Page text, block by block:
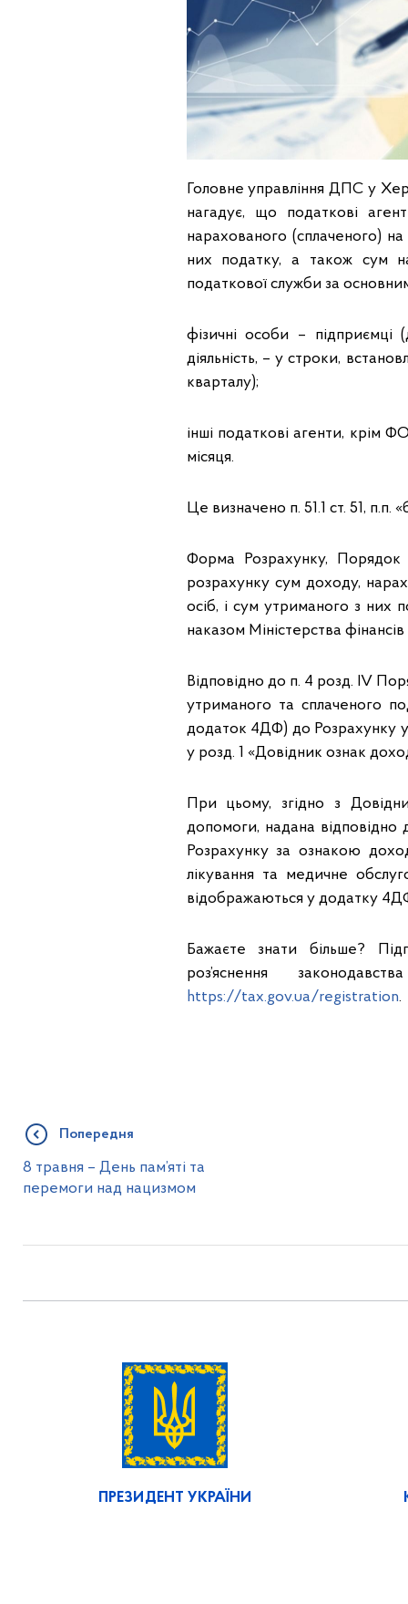
Головне управління ДПС у
нагадує, що податкові
нарахованого (сплаченого)
них податку, а також сум
податкової служби за
фізичні особи –
діяльність, – у строки,
кварталу);
інші податкові агенти, крім
місяця.
Це визначено п. 51.1 ст. 51, п.п.
Форма Розрахунку, Порядок
розрахунку сум доходу,
осіб, і сум утриманого з них
наказом Міністерства
Відповідно до п. 4 розд. IV
утриманого та сплаченого
додаток 4ДФ) до Розрахунку у
у розд. 1 «Довідник ознак
При цьому, згідно з
допомоги, надана
Розрахунку за ознакою
лікування та медичне
відображаються у додатку
Бажаєте знати більше?
роз’яснення
https://tax.gov.ua/registration.
Попередня
8 травня – День пам’яті та
перемоги над нацизмом
ПРЕЗИДЕНТ УКРАЇНИ